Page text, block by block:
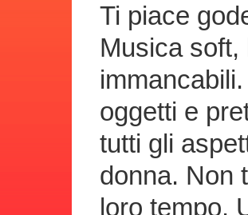
Ti piace
Musica
oggetti e
tutti gli
donna. Non
loro tempo.